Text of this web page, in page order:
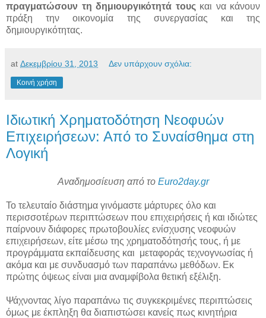
πραγματώσουν τη δημιουργικότητά τους και να κάνουν
πράξη την οικονομία της συνεργασίας και της
δημιουργικότητας.
at Δεκεμβρίου 31, 2013 Δεν υπάρχουν σχόλια:
Κοινή χρήση
Ιδιωτική Χρηματοδότηση Νεοφυών
Επιχειρήσεων: Από το Συναίσθημα στη
Λογική
Αναδημοσίευση από το Euro2day.gr
Το τελευταίο διάστημα γινόμαστε μάρτυρες όλο και
περισσοτέρων περιπτώσεων που επιχειρήσεις ή και ιδιώτες
παίρνουν διάφορες πρωτοβουλίες ενίσχυσης νεοφυών
επιχειρήσεων, είτε μέσω της χρηματοδότησής τους, ή με
προγράμματα εκπαίδευσης και μεταφοράς τεχνογνωσίας ή
ακόμα και με συνδυασμό των παραπάνω μεθόδων. Εκ
πρώτης όψεως είναι μια αναμφίβολα θετική εξέλιξη.
Ψάχνοντας λίγο παραπάνω τις συγκεκριμένες περιπτώσεις
όμως με έκπληξη θα διαπιστώσει κανείς πως κινητήρια